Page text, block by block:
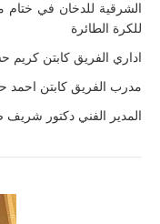
الشرقية للدخان في ختام
للكرة الطائرة
اداري الفريق كابتن كريم
مدرب الفريق كابتن احمد
المدير الفني دكتور شريف